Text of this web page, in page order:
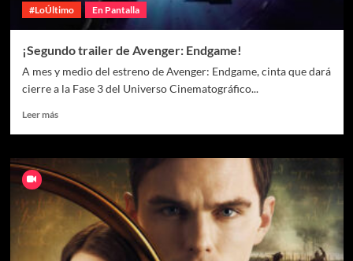
#LoÚltimo En Pantalla
¡Segundo trailer de Avenger: Endgame!
A mes y medio del estreno de Avenger: Endgame, cinta que dará
cierre a la Fase 3 del Universo Cinematográfico...
Leer más